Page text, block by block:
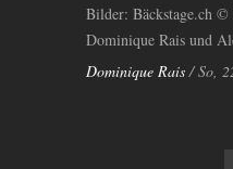
Bilder: Bäckstage.ch
Dominique Rais und
Dominique Rais / So,